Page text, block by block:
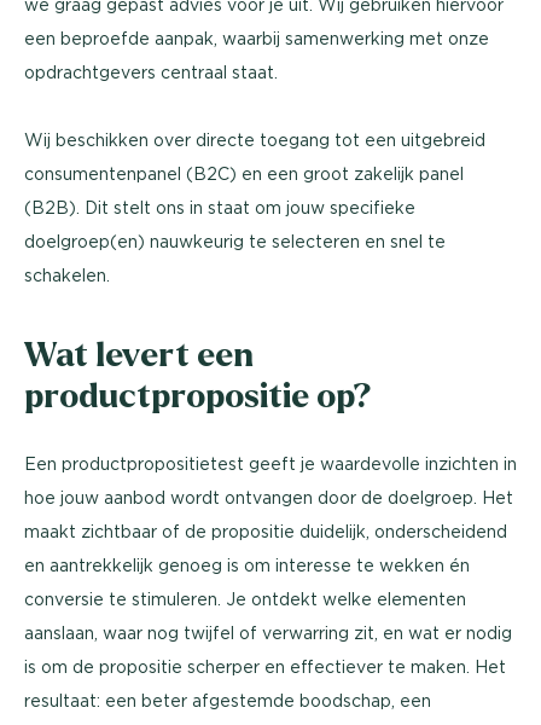
een beproefde aanpak, waarbij samenwerking met onze
opdrachtgevers centraal staat.
Wij beschikken over directe toegang tot een uitgebreid
consumentenpanel (B2C) en een groot zakelijk panel
(B2B). Dit stelt ons in staat om jouw specifieke
doelgroep(en) nauwkeurig te selecteren en snel te
schakelen.
Wat levert een
productpropositie op?
Een productpropositietest geeft je waardevolle inzichten in
hoe jouw aanbod wordt ontvangen door de doelgroep. Het
maakt zichtbaar of de propositie duidelijk, onderscheidend
en aantrekkelijk genoeg is om interesse te wekken én
conversie te stimuleren. Je ontdekt welke elementen
aanslaan, waar nog twijfel of verwarring zit, en wat er nodig
is om de propositie scherper en effectiever te maken. Het
resultaat: een beter afgestemde boodschap, een